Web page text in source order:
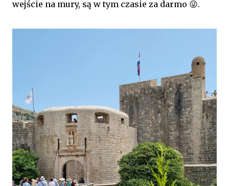
wejście na mury, są w tym czasie za darmo 😜.